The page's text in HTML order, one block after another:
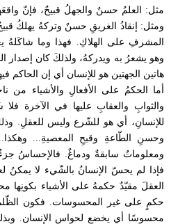
مثل: العلمُ حسنٌ والجهلُ قبيحٌ، فإنّ
ومثل: إنقاذُ الغريقِ حسنٌ وتركهُ يهلكُ
المشرفِ على الهلاكِ. فهذا وما شاكَلهُ
وهو يشعرُ به ويدركهُ، ولذلكَ كان إصدار
هاتين الجهتين هو للإنسان أي إن الحاكم
أما الحكمُ على الأفعالِ والأشياء من
والثوابِ والعقابِ عليها في الآخرة
للإنسانِ، أي هو للشّرع وليس للعقلِ.
وحسنِ الطّاعةِ وقبحِ المعصيةِ...
ومعلوماتٌ سابقةٌ ودماغٌ. فالإحساسُ
فإذا لم يحسّ الإنسانُ بالشّيء لا يمكنُ
العقلَ مقيّدٌ حكمهُ على الأشياء بكونِها
حكمٍ على غير المحسوسات. فكون
محسوسًا أي يخضع لحواس الإنسان.